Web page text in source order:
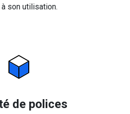
à son utilisation.
de polices